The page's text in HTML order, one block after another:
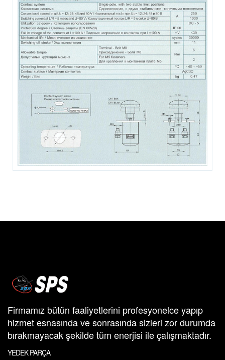
Firmamız bütün faaliyetlerini profesyonelce yapıp
hizmet esnasında ve sonrasında sizleri zor durumda
bırakmayacak şekilde tüm enerjisi ile çalışmaktadır.
YEDEK PARÇA